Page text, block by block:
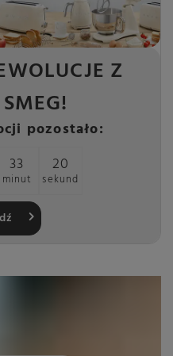
Z
pozostało:
33
minut
19
sekund